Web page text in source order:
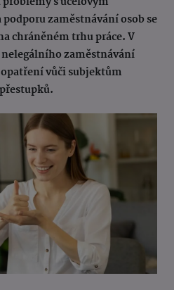
zaměstnávání osob se
chráněném trhu práce. V
zaměstnávání
vůči subjektům